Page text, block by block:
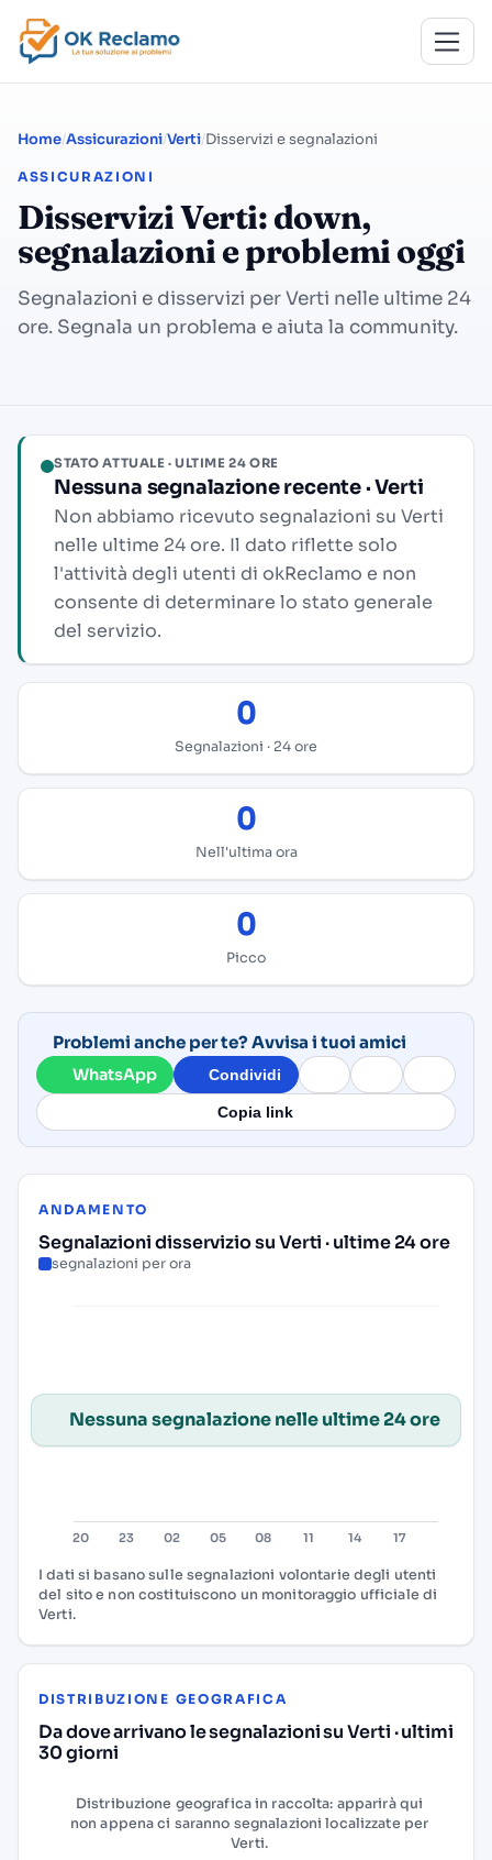
Home Assicurazioni Verti Disservizi e segnalazioni
ASSICURAZIONI
Disservizi Verti: down,
segnalazioni e problemi oggi
Segnalazioni e disservizi per Verti nelle ultime 24
ore. Segnala un problema e aiuta la community.
STATO ATTUALE · ULTIME 24 ORE
Nessuna segnalazione recente · Verti
Non abbiamo ricevuto segnalazioni su Verti
nelle ultime 24 ore. Il dato riflette solo
l'attività degli utenti di okReclamo e non
consente di determinare lo stato generale
del servizio.
0
Segnalazioni · 24 ore
0
Nell'ultima ora
0
Picco
Problemi anche per te? Avvisa i tuoi amici
WhatsApp Condividi
Copia link
ANDAMENTO
Segnalazioni disservizio su Verti · ultime 24 ore
segnalazioni per ora
Nessuna segnalazione nelle ultime 24 ore
I dati si basano sulle segnalazioni volontarie degli utenti
del sito e non costituiscono un monitoraggio ufficiale di
Verti.
DISTRIBUZIONE GEOGRAFICA
Da dove arrivano le segnalazioni su Verti · ultimi
30 giorni
Distribuzione geografica in raccolta: apparirà qui
non appena ci saranno segnalazioni localizzate per
Verti.